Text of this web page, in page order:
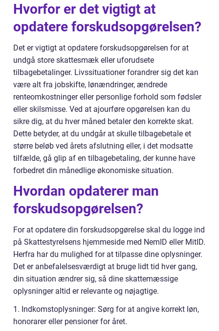
Hvorfor er det vigtigt at
opdatere forskudsopgørelsen?
Det er vigtigt at opdatere forskudsopgørelsen for at
undgå store skattesmæk eller uforudsete
tilbagebetalinger. Livssituationer forandrer sig det kan
være alt fra jobskifte, lønændringer, ændrede
renteomkostninger eller personlige forhold som fødsler
eller skilsmisse. Ved at ajourføre opgørelsen kan du
sikre dig, at du hver måned betaler den korrekte skat.
Dette betyder, at du undgår at skulle tilbagebetale et
større beløb ved årets afslutning eller, i det modsatte
tilfælde, gå glip af en tilbagebetaling, der kunne have
forbedret din månedlige økonomiske situation.
Hvordan opdaterer man
forskudsopgørelsen?
For at opdatere din forskudsopgørelse skal du logge ind
på Skattestyrelsens hjemmeside med NemID eller MitID.
Herfra har du mulighed for at tilpasse dine oplysninger.
Det er anbefalelsesværdigt at bruge lidt tid hver gang,
din situation ændrer sig, så dine skattemæssige
oplysninger altid er relevante og nøjagtige.
1. Indkomstoplysninger: Sørg for at angive korrekt løn,
honorarer eller pensioner for året.